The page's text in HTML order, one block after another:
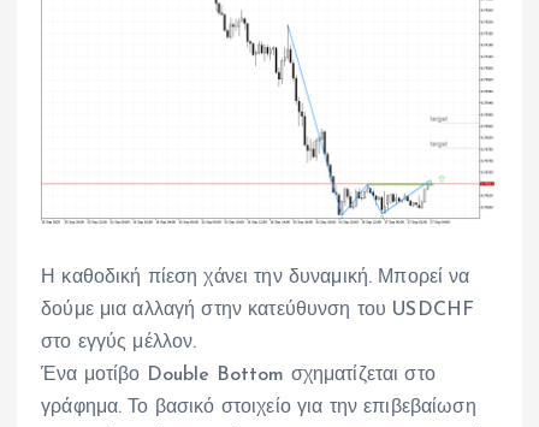
Η καθοδική πίεση χάνει την δυναμική. Μπορεί να
δούμε μια αλλαγή στην κατεύθυνση του USDCHF
στο εγγύς μέλλον.
Ένα μοτίβο Double Bottom σχηματίζεται στο
γράφημα. Το βασικό στοιχείο για την επιβεβαίωση